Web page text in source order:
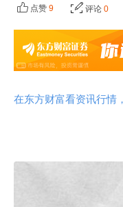
点赞 9 评论 0
在东方财富看资讯行情